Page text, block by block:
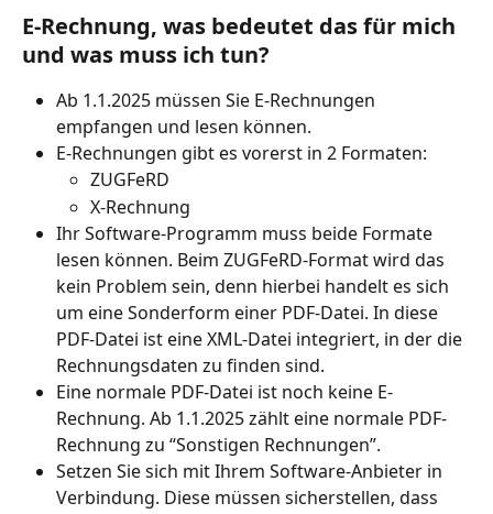
E-Rechnung, was bedeutet das für mich
und was muss ich tun?
Ab 1.1.2025 müssen Sie E-Rechnungen
empfangen und lesen können.
E-Rechnungen gibt es vorerst in 2 Formaten:
ZUGFeRD
X-Rechnung
Ihr Software-Programm muss beide Formate
lesen können. Beim ZUGFeRD-Format wird das
kein Problem sein, denn hierbei handelt es sich
um eine Sonderform einer PDF-Datei. In diese
PDF-Datei ist eine XML-Datei integriert, in der die
Rechnungsdaten zu finden sind.
Eine normale PDF-Datei ist noch keine E-
Rechnung. Ab 1.1.2025 zählt eine normale PDF-
Rechnung zu “Sonstigen Rechnungen”.
Setzen Sie sich mit Ihrem Software-Anbieter in
Verbindung. Diese müssen sicherstellen, dass